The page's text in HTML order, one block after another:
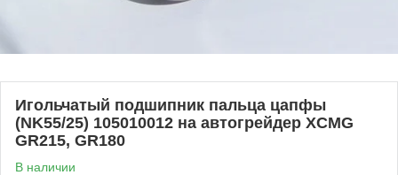
Игольчатый подшипник пальца цапфы
(NK55/25) 105010012 на автогрейдер XCMG
GR215, GR180
В наличии